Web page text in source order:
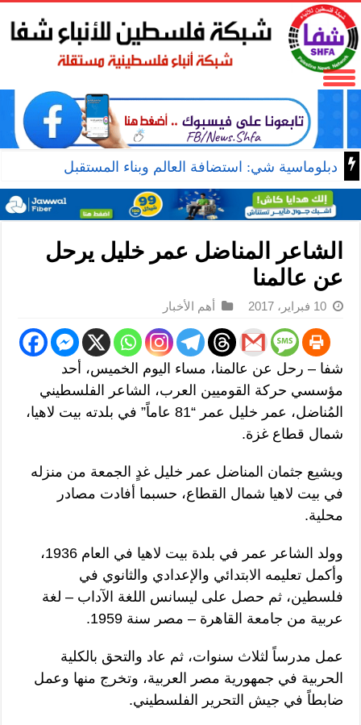
دبلوماسية شي: استضافة العالم وبناء المستقبل
الشاعر المناضل عمر خليل يرحل
عن عالمنا
10 فبراير، 2017 أهم الأخبار
شفا – رحل عن عالمنا، مساء اليوم الخميس، أحد
مؤسسي حركة القوميين العرب، الشاعر الفلسطيني
المُناضل، عمر خليل عمر “81 عاماً” في بلدته بيت لاهيا،
شمال قطاع غزة.
ويشيع جثمان المناضل عمر خليل غدٍ الجمعة من منزله
في بيت لاهيا شمال القطاع، حسبما أفادت مصادر
محلية.
وولد الشاعر عمر في بلدة بيت لاهيا في العام 1936،
وأكمل تعليمه الابتدائي والإعدادي والثانوي في
فلسطين، ثم حصل على ليسانس اللغة الآداب – لغة
عربية من جامعة القاهرة – مصر سنة 1959.
عمل مدرساً لثلاث سنوات، ثم عاد والتحق بالكلية
الحربية في جمهورية مصر العربية، وتخرج منها وعمل
ضابطاً في جيش التحرير الفلسطيني.